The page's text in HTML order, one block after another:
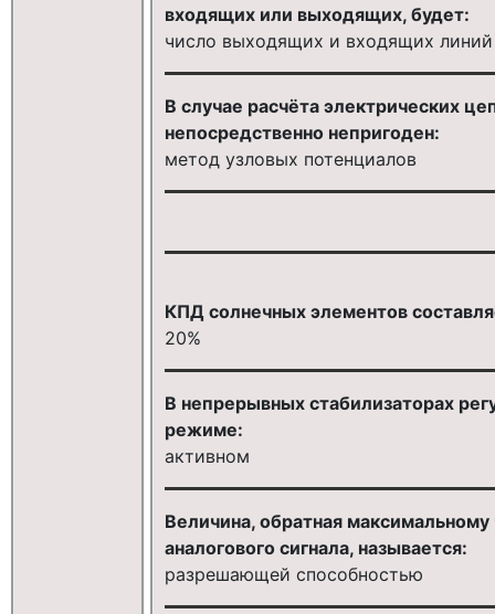
входящих или выходящих, будет:
число выходящих и входящих
В случае расчёта электрических
непосредственно непригоден:
метод узловых потенциалов
КПД солнечных элементов
20%
В непрерывных стабилизаторах
режиме:
активном
Величина, обратная
аналогового сигнала, называется:
разрешающей способностью